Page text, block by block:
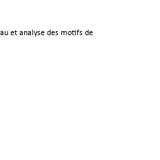
et analyse des motifs de